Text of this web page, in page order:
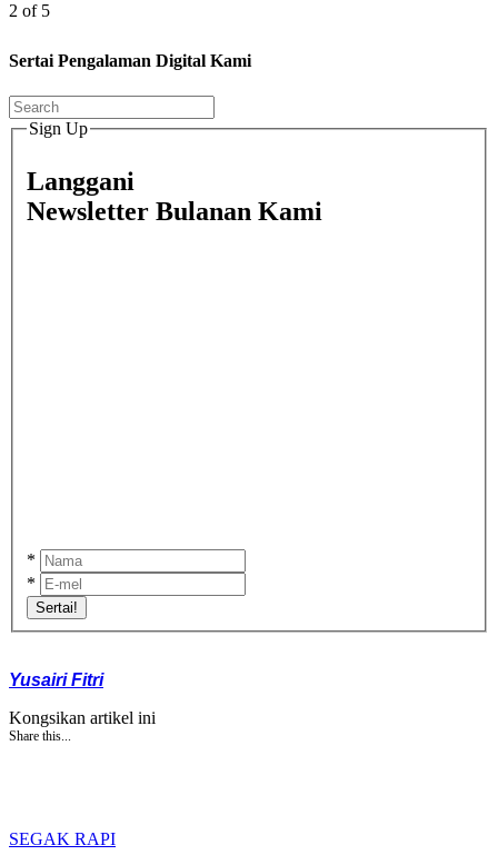
2 of 5
Sertai Pengalaman Digital Kami
Sign Up
Langgani
Newsletter Bulanan Kami
*
*
Sertai!
Yusairi Fitri
Kongsikan artikel ini
Share this...
SEGAK RAPI